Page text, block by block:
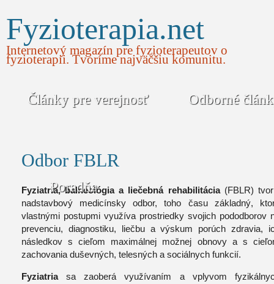
Fyzioterapia.net
Internetový magazín pre fyzioterapeutov o
fyzioterapii. Tvoríme najväčšiu komunitu.
Články pre verejnosť Odborné
Poradňa
Odbor FBLR
Fyziatria, balneológia a liečebná rehabilitácia(FBLR)
nadstavbový medicínsky odbor, toho času základný,
vlastnými postupmi využíva prostriedky svojich pododborov
prevenciu, diagnostiku, liečbu a výskum porúch zdravia,
následkov s cieľom maximálnej možnej obnovy a s
zachovania duševných, telesných a sociálnych funkcií.
Fyziatriasa zaoberá využívaním a vplyvom